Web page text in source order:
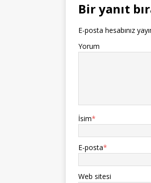
Bir yanıt
E-posta hesabınız
Yorum
İsim*
E-posta*
Web sitesi